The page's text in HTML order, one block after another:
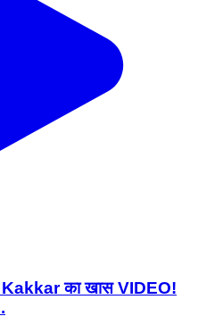
का खास VIDEO!